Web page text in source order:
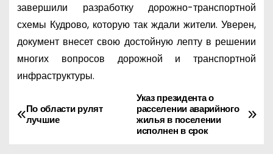
завершили разработку дорожно-транспортной
схемы Кудрово, которую так ждали жители. Уверен,
документ внесет свою достойную лепту в решении
многих вопросов дорожной и транспортной
инфраструктуры.
Н
а
Указ президента о
расселении аварийного
жилья в поселении
исполнен в срок
По области рулят
лучшие